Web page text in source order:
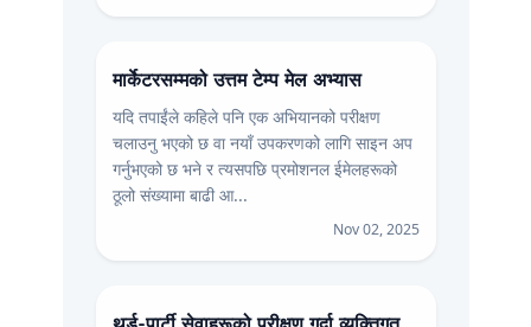
मार्केटरसम्मको उत्तम टेम्प मेल अभ्यास
यदि तपाईंले कहिले पनि एक अभियानको परीक्षण
चलाउनु भएको छ वा नयाँ उपकरणको लागि साइन अप
गर्नुभएको छ भने र त्यसपछि प्रमोशनल ईमेलहरूको
ठूलो संख्यामा बाढी आ...
Nov 02, 2025